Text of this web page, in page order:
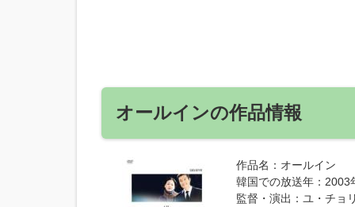
オールインの作品情報
作品名 ：オールイン
韓国での放送年 ：
監督・演出 ：ユ・チョ